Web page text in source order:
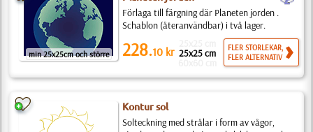
min 25x25cm och större
Förlaga till färgning där Planeten jorden .
Schablon (återanvändbar) i två lager.
228.10 kr 25x25 cm
FLER STORLEKAR,
FLER ALTERNATIV
Kontur sol
Solteckning med strålar i form av vågor,